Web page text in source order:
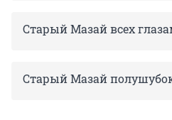
Старый Мазай всех
Старый Мазай